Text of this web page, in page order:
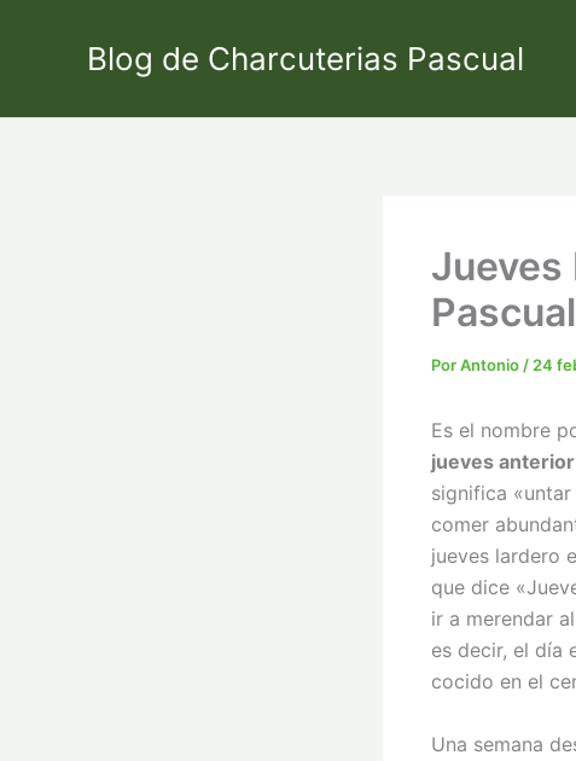
contenidoBlog de Charcuterias Pascual
Jueves
PorAntonio / 24
Es el nombre
jueves
significa
comer
jueves lardero
que dice
ir a merendar
es decir, el día
cocido en el
Una semana